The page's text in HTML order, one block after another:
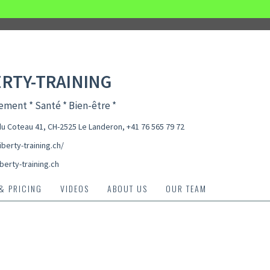
TRAINING
* Santé * Bien-être *
Coteau 41, CH-2525 Le Landeron, +41 76 565 79 72
training.ch/
training.ch
PRICING VIDEOS ABOUT US OUR TEAM